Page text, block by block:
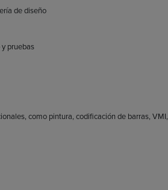
de diseño
pruebas
como pintura, codificación de barras,